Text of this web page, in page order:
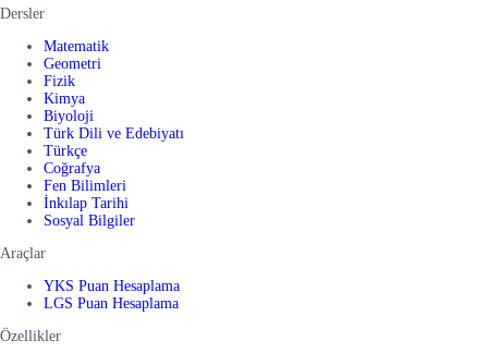
Dersler
Matematik
Geometri
Fizik
Kimya
Biyoloji
Türk Dili ve Edebiyatı
Türkçe
Coğrafya
Fen Bilimleri
İnkılap Tarihi
Sosyal Bilgiler
Araçlar
YKS Puan Hesaplama
LGS Puan Hesaplama
Özellikler